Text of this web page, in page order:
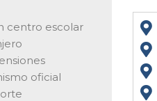
centro escolar
oficial